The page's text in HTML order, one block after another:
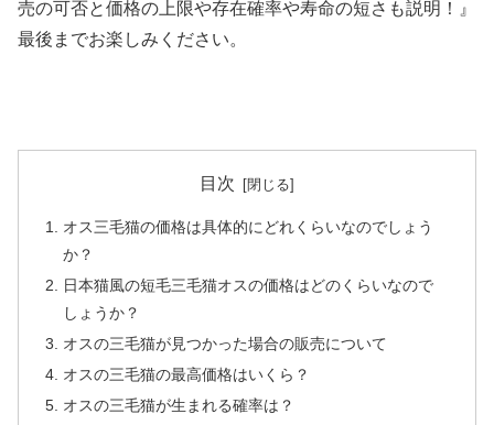
売の可否と価格の上限や存在確率や寿命の短さも説明！』
最後までお楽しみください。
目次
オス三毛猫の価格は具体的にどれくらいなのでしょう
か？
日本猫風の短毛三毛猫オスの価格はどのくらいなので
しょうか？
オスの三毛猫が見つかった場合の販売について
オスの三毛猫の最高価格はいくら？
オスの三毛猫が生まれる確率は？